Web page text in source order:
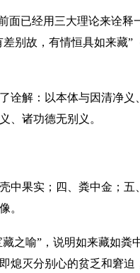
面已经用三大理论来诠释
别故，有情恒具如来藏
诠解：以本体与因清净
、诸功德无别义。
中果实；四、粪中金；
。
藏之喻”，说明如来藏如
灭分别心的贫乏和窘迫